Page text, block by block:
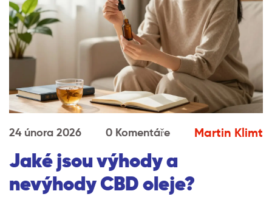
24 února 2026 0 Komentáře Martin Klimt
Jaké jsou výhody a
nevýhody CBD oleje?